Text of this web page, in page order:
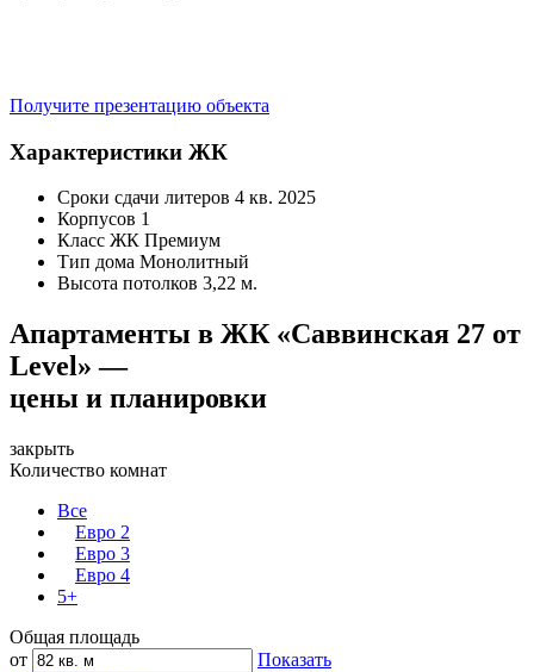
Получите презентацию объекта
Характеристики ЖК
Сроки сдачи литеров 4 кв. 2025
Корпусов 1
Класс ЖК Премиум
Тип дома Монолитный
Высота потолков 3,22 м.
Апартаменты в ЖК «Саввинская 27 от
Level» —
цены и планировки
закрыть
Количество комнат
Все
Евро 2
Евро 3
Евро 4
5+
Общая площадь
от
Показать